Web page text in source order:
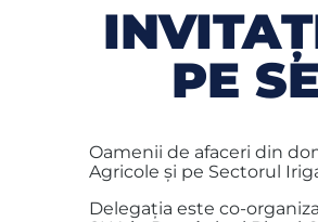
PE
Oamenii de afaceri din
Agricole și pe Sectorul
Delegația este co-